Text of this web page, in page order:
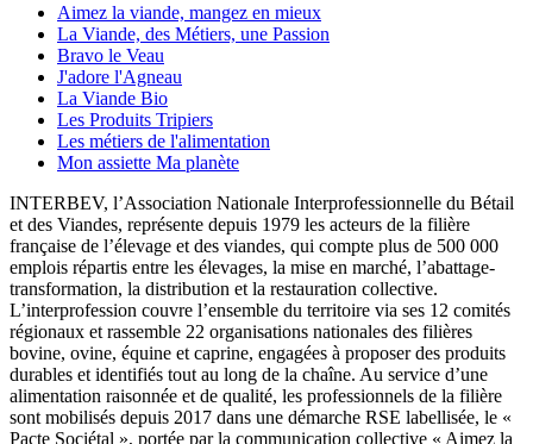
Aimez la viande, mangez en mieux
La Viande, des Métiers, une Passion
Bravo le Veau
J'adore l'Agneau
La Viande Bio
Les Produits Tripiers
Les métiers de l'alimentation
Mon assiette Ma planète
INTERBEV, l’Association Nationale Interprofessionnelle du Bétail
et des Viandes, représente depuis 1979 les acteurs de la filière
française de l’élevage et des viandes, qui compte plus de 500 000
emplois répartis entre les élevages, la mise en marché, l’abattage-
transformation, la distribution et la restauration collective.
L’interprofession couvre l’ensemble du territoire via ses 12 comités
régionaux et rassemble 22 organisations nationales des filières
bovine, ovine, équine et caprine, engagées à proposer des produits
durables et identifiés tout au long de la chaîne. Au service d’une
alimentation raisonnée et de qualité, les professionnels de la filière
sont mobilisés depuis 2017 dans une démarche RSE labellisée, le «
Pacte Sociétal », portée par la communication collective « Aimez la